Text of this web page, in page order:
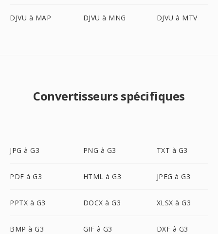
DJVU à MAP DJVU à MNG DJVU à MTV
Convertisseurs spécifiques
JPG à G3 PNG à G3 TXT à G3
PDF à G3 HTML à G3 JPEG à G3
PPTX à G3 DOCX à G3 XLSX à G3
BMP à G3 GIF à G3 DXF à G3